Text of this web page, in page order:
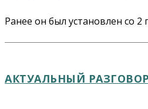
Ранее он был установлен со 2
АКТУАЛЬНЫЙ РАЗГОВОР